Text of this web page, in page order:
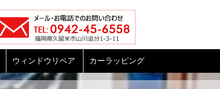
ウィンドウリペア カーラッピング